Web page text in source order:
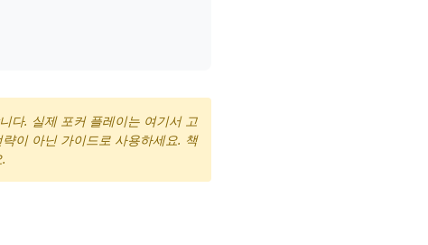
다. 실제 포커 플레이는 여기서 고
이 아닌 가이드로 사용하세요. 책